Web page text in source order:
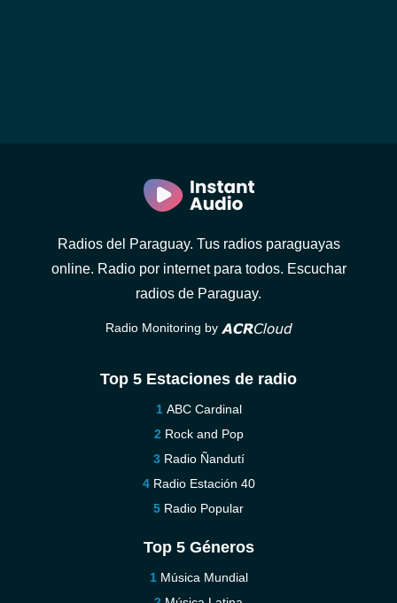
Radios del Paraguay. Tus radios paraguayas
online. Radio por internet para todos. Escuchar
radios de Paraguay.
Radio Monitoring by
Top 5 Estaciones de radio
ABC Cardinal
Rock and Pop
Radio Ñandutí
Radio Estación 40
Radio Popular
Top 5 Géneros
Música Mundial